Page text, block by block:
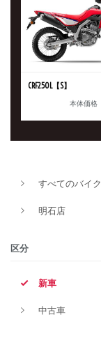
CRF250L【S】
本体価格
すべてのバイク
明石店
区分
新車
中古車
排気量